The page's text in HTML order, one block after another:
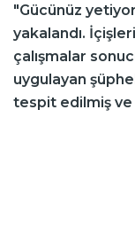
"Gücünüz
yakalandı.
çalışmalar
uygulayan
tespit edilmiş ve